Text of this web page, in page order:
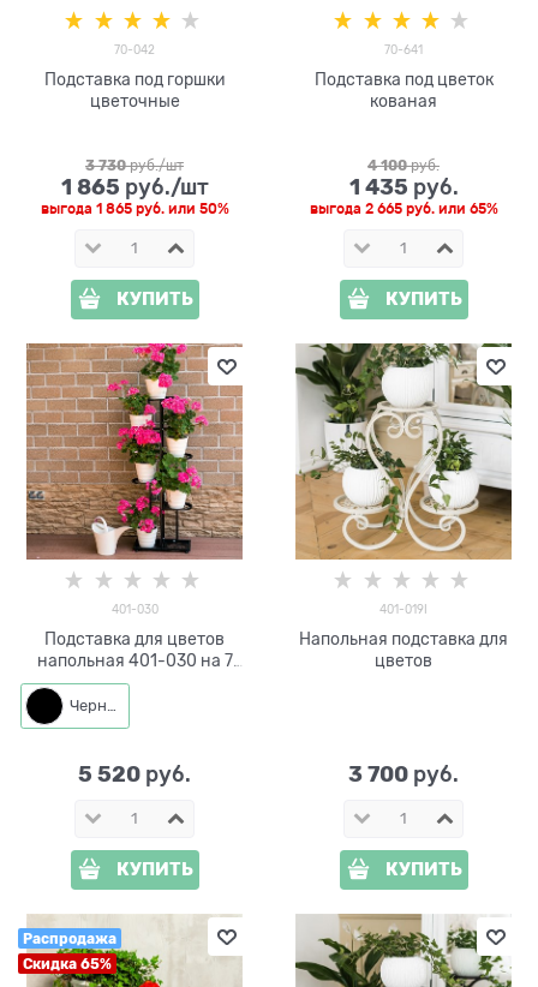
70-042
Подставка под горшки
цветочные
3 730 руб./шт
1 865 руб./шт
выгода 1 865 руб.или 50%
КУПИТЬ
70-641
Подставка под цветок
кованая
4 100 руб.
1 435 руб.
выгода 2 665 руб.или 65%
КУПИТЬ
401-030
Подставка для цветов
напольная 401-030 на 7
цветов
Черный
5 520 руб.
КУПИТЬ
401-019I
Напольная подставка для
цветов
3 700 руб.
КУПИТЬ
Распродажа
Скидка 65%